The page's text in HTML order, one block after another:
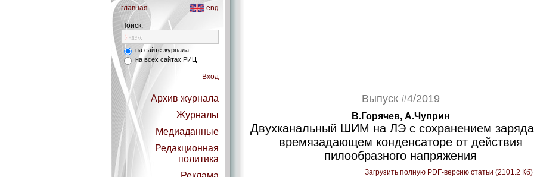
главная eng
Поиск:
на сайте журнала
на всех сайтах РИЦ
Вход
Архив журнала
Журналы
Медиаданные
Редакционная
политика
Выпуск #4/2019
В.Горячев, А.Чуприн
Двухканальный ШИМ на ЛЭ с сохранением
времязадающем конденсаторе от действия
пилообразного напряжения
Загрузить полную PDF-версию статьи (2101.2 Кб)